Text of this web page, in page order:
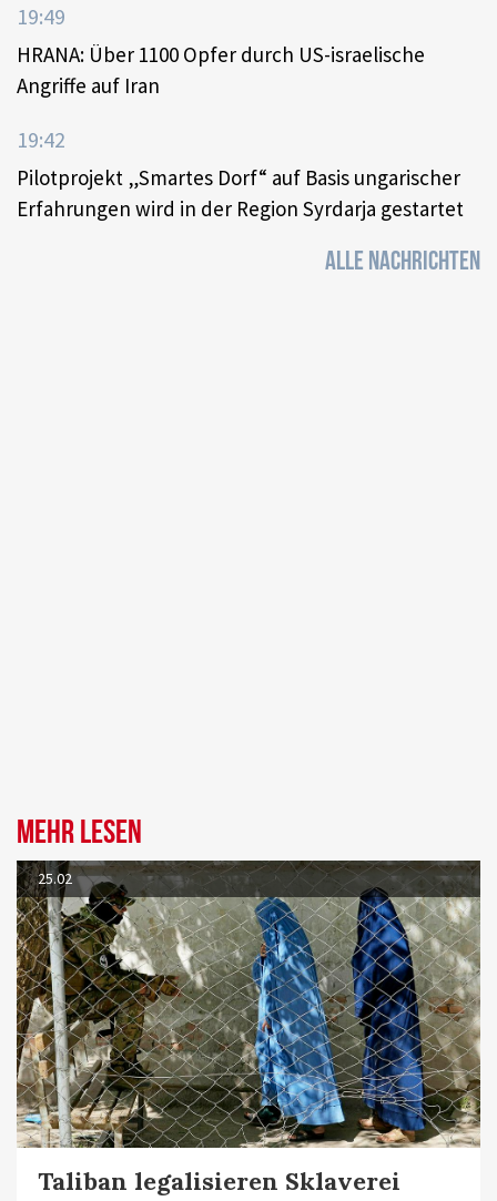
19:49
HRANA: Über 1100 Opfer durch US-israelische
Angriffe auf Iran
19:42
Pilotprojekt „Smartes Dorf“ auf Basis ungarischer
Erfahrungen wird in der Region Syrdarja gestartet
ALLE NACHRICHTEN
Mehr lesen
25.02
Taliban legalisieren Sklaverei